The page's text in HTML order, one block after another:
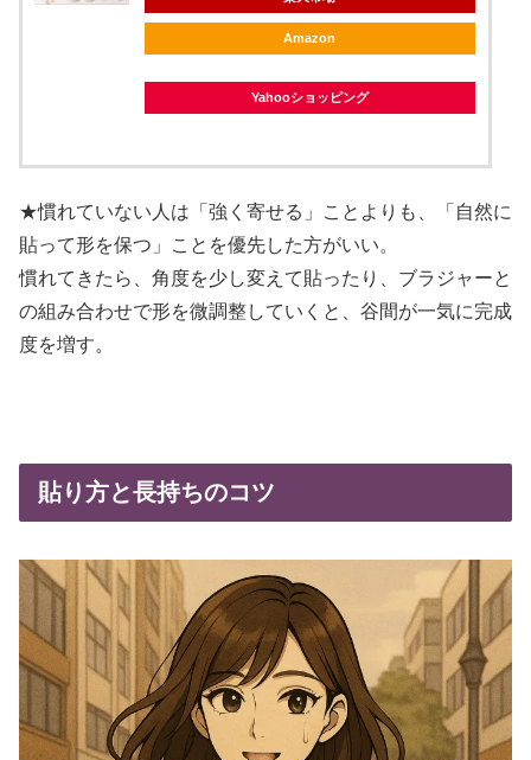
Amazon
Yahooショッピング
★慣れていない人は「強く寄せる」ことよりも、「自然に
貼って形を保つ」ことを優先した方がいい。
慣れてきたら、角度を少し変えて貼ったり、ブラジャーと
の組み合わせで形を微調整していくと、谷間が一気に完成
度を増す。
貼り方と長持ちのコツ